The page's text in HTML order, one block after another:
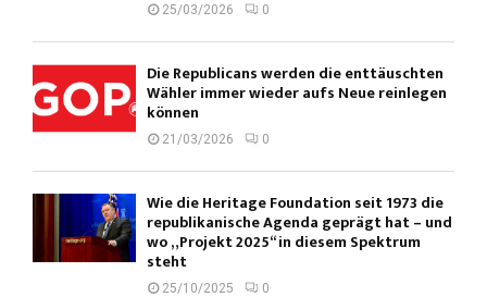
25/03/2026 0
Die Republicans werden die enttäuschten
Wähler immer wieder aufs Neue reinlegen
können
21/03/2026 0
Wie die Heritage Foundation seit 1973 die
republikanische Agenda geprägt hat – und
wo „Projekt 2025“ in diesem Spektrum
steht
25/10/2025 0